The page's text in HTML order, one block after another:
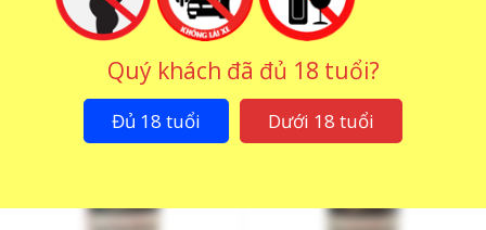
Quý khách đã đủ 18 tuổi?
Đủ 18 tuổi Dưới 18 tuổi
17.000.000 ₫ 3.558.000